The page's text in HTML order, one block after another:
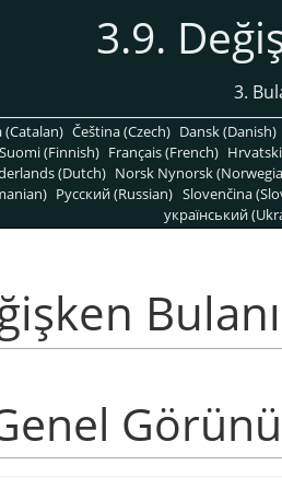
3.9.
3.
(Catalan) Čeština (Czech) Dansk (Danish)
Suomi (Finnish) Français (French)
(Dutch) Norsk Nynorsk
Pусский (Russian) Slovenčina
український